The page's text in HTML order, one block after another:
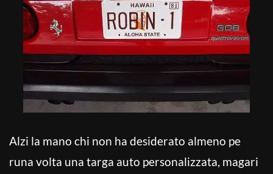
Alzi la mano chi non ha desiderato almeno pe
runa volta una targa auto personalizzata, magari